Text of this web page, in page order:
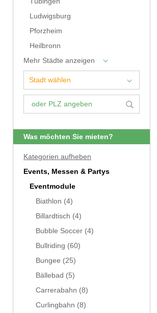
Ludwigsburg
Pforzheim
Heilbronn
Mehr Städte anzeigen
Was möchten Sie mieten?
Kategorien aufheben
Events, Messen & Partys
Eventmodule
Biathlon (4)
Billardtisch (4)
Bubble Soccer (4)
Bullriding (60)
Bungee (25)
Bällebad (5)
Carrerabahn (8)
Curlingbahn (8)